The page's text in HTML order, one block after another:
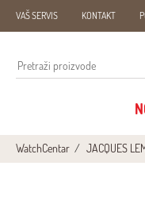
VAŠ SERVIS KONTAKT
WatchCentar JACQUES